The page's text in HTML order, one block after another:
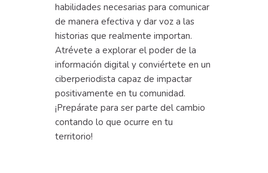
habilidades necesarias para comunicar
de manera efectiva y dar voz a las
historias que realmente importan.
Atrévete a explorar el poder de la
información digital y conviértete en un
ciberperiodista capaz de impactar
positivamente en tu comunidad.
¡Prepárate para ser parte del cambio
contando lo que ocurre en tu
territorio!